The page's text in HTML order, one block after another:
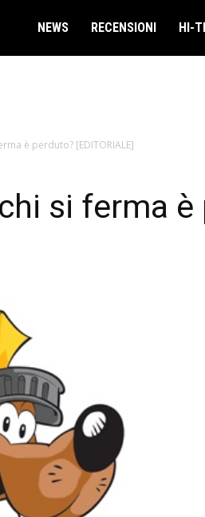
NEWS RECENSIONI HI-
è perduto? [EDITORIALE]
si ferma è